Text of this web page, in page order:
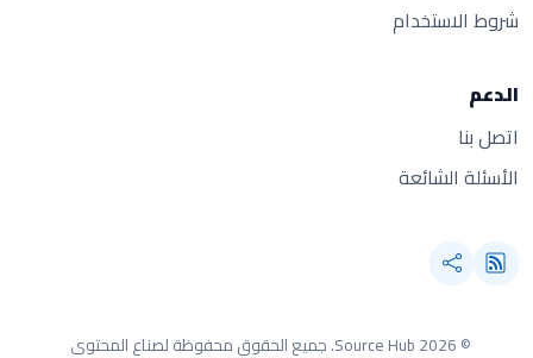
شروط الاستخدام
الدعم
اتصل بنا
الأسئلة الشائعة
© 2026 Source Hub.
جميع الحقوق محفوظة لصناع المحتوى